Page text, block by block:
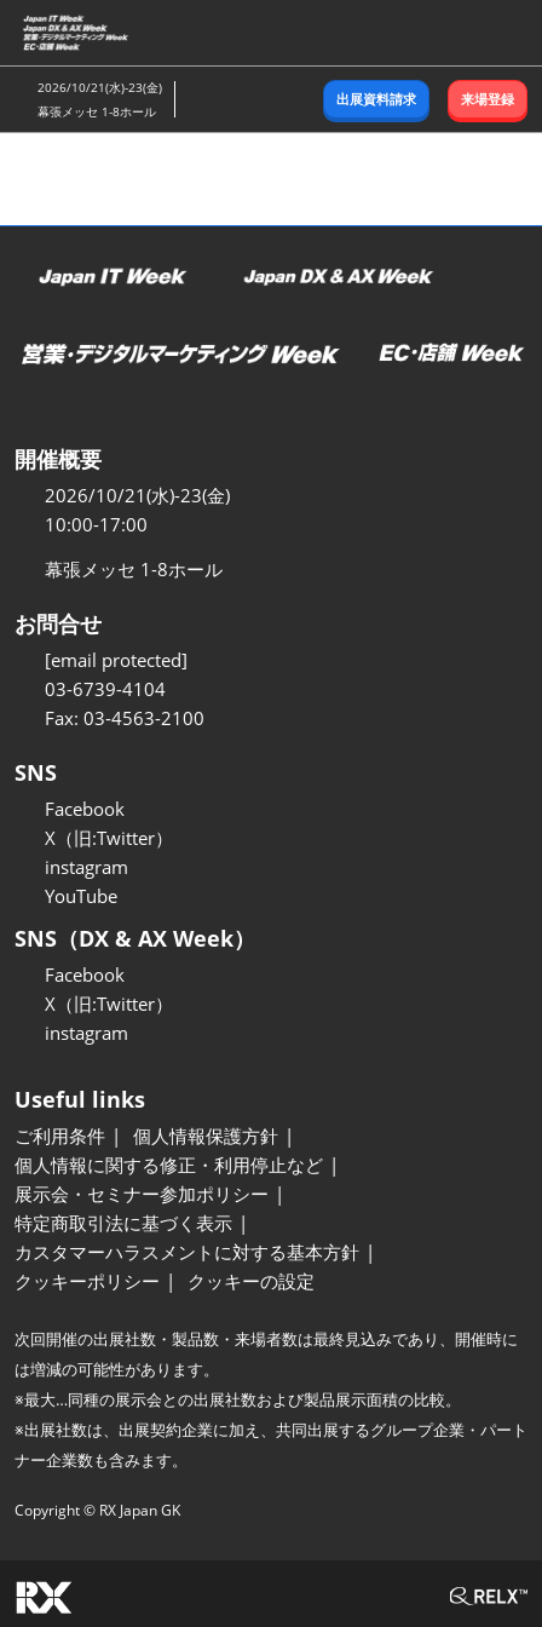
ス
キ
ッ
し
む
2026/10/21(水)-23(金)
幕張メッセ 1-8ホール
出展資料請求 来場登録
開催概要
2026/10/21(水)-23(金)
10:00-17:00
幕張メッセ 1-8ホール
お問合せ
[email protected]
03-6739-4104
Fax: 03-4563-2100
SNS
Facebook
X（旧:Twitter）
instagram
YouTube
SNS（DX & AX Week）
Facebook
X（旧:Twitter）
instagram
Useful links
ご利用条件
個人情報保護方針
個人情報に関する修正・利用停止など
展示会・セミナー参加ポリシー
特定商取引法に基づく表示
カスタマーハラスメントに対する基本方針
クッキーポリシー
クッキーの設定
次回開催の出展社数・製品数・来場者数は最終見込みであり、開催時に
は増減の可能性があります。
※最大…同種の展示会との出展社数および製品展示面積の比較。
※出展社数は、出展契約企業に加え、共同出展するグループ企業・パート
ナー企業数も含みます。
Copyright © RX Japan GK